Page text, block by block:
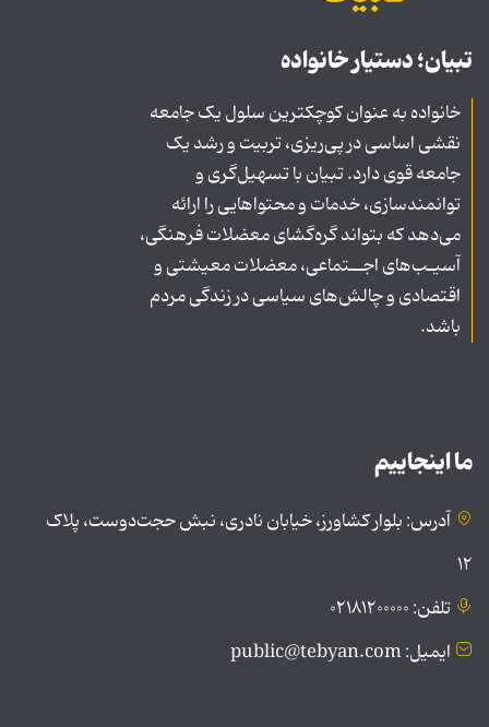
تبیان؛ دستیار خانواده
خانواده به عنوان کوچکترین سلول یک جامعه
نقشی اساسی در پی‌ریزی، تربیت و رشد یک
جامعه قوی دارد. تبیان با تسهیل‌گری و
توانمندسازی، خدمات و محتواهایی را ارائه
می‌دهد که بتواند گره‌گشای معضلات فرهنگی،
آسیـب‌های اجــتماعی، معضلات معیشتی و
اقتصادی و چالش‌های سیاسی در زندگی مردم
باشد.
ما اینجاییم
آدرس: بلوار کشاورز، خیابان نادری، نبش حجت‌دوست، پلاک
۱۲
تلفن: ۰۲۱۸۱۲۰۰۰۰۰
ایمیل: public@tebyan.com